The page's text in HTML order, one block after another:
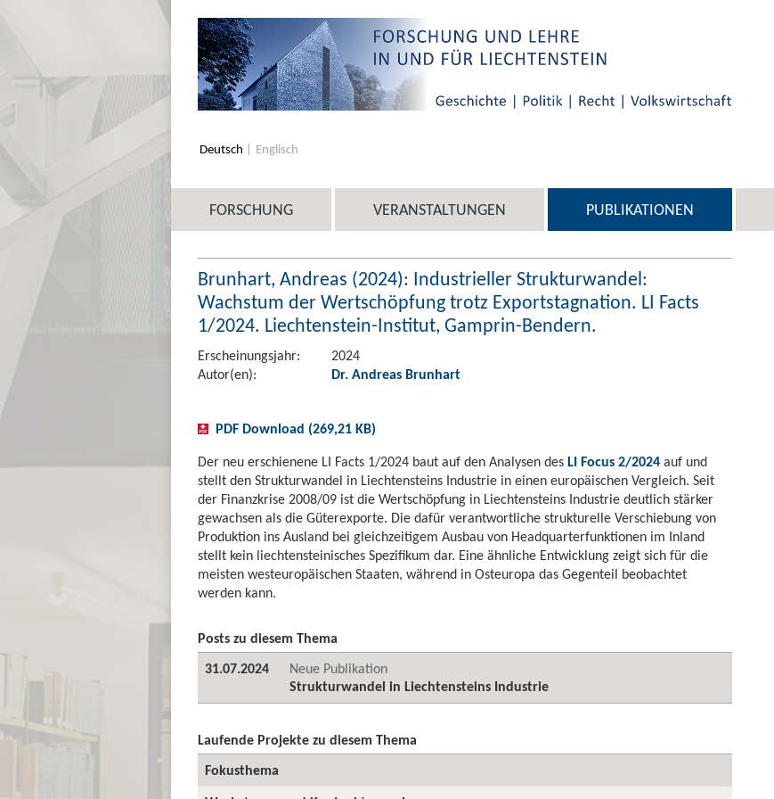
Deutsch Englisch
FORSCHUNG VERANSTALTUNGEN PUBLIKATIONEN
Brunhart, Andreas (2024): Industrieller Strukturwandel:
Wachstum der Wertschöpfung trotz Exportstagnation. LI Facts
1/2024. Liechtenstein-Institut, Gamprin-Bendern.
Erscheinungsjahr:
2024
Autor(en):
Dr. Andreas Brunhart
PDF Download (269,21 KB)
Der neu erschienene LI Facts 1/2024 baut auf den Analysen des LI Focus 2/2024 auf und
stellt den Strukturwandel in Liechtensteins Industrie in einen europäischen Vergleich. Seit
der Finanzkrise 2008/09 ist die Wertschöpfung in Liechtensteins Industrie deutlich stärker
gewachsen als die Güterexporte. Die dafür verantwortliche strukturelle Verschiebung von
Produktion ins Ausland bei gleichzeitigem Ausbau von Headquarterfunktionen im Inland
stellt kein liechtensteinisches Spezifikum dar. Eine ähnliche Entwicklung zeigt sich für die
meisten westeuropäischen Staaten, während in Osteuropa das Gegenteil beobachtet
werden kann.
Posts zu diesem Thema
31.07.2024
Neue Publikation
Strukturwandel in Liechtensteins Industrie
Laufende Projekte zu diesem Thema
Fokusthema